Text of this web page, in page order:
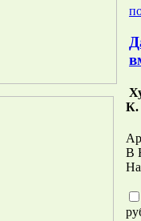
К.
В
На